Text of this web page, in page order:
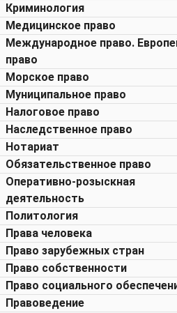
Криминология
Медицинское право
Международное право.
право
Морское право
Муниципальное право
Налоговое право
Наследственное право
Нотариат
Обязательственное право
Оперативно-розыскная
деятельность
Политология
Права человека
Право зарубежных стран
Право собственности
Право социального
Правоведение